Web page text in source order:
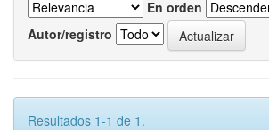
En orden
Autor/registro
Resultados 1-1 de 1.